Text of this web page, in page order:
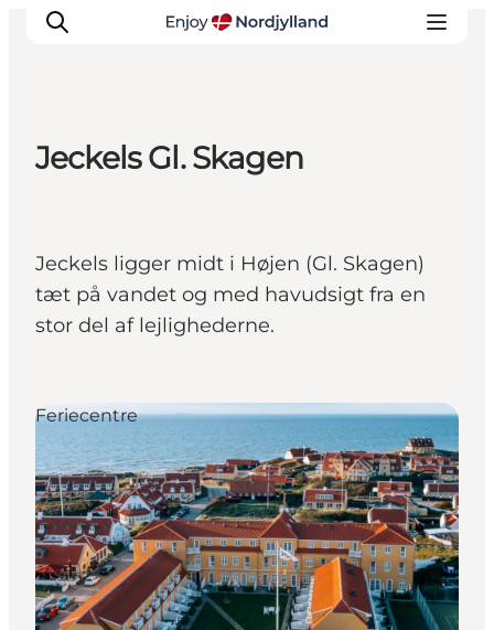
Byer og steder
Guides
Det sker
Jeckels Gl. Skagen
Jeckels ligger midt i Højen (Gl. Skagen)
tæt på vandet og med havudsigt fra en
stor del af lejlighederne.
Feriecentre